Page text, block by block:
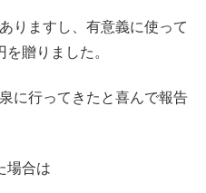
りますし、有意義に使って
贈りました。
に行ってきたと喜んで報告
場合は